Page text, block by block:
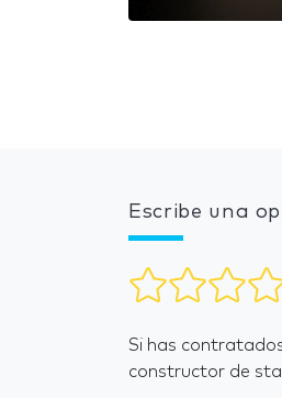
Escribe una
Si has
constructor de